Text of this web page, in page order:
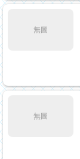
無圖
無圖